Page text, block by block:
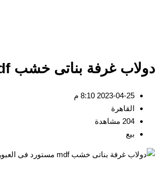
دولاب غرفة بناتى خشب mdf مستورد فى العبور بالقاهرة
2023-04-25 8:10 م
القاهرة
204 مشاهدة
بيع